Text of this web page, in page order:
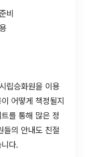
비
립승화원을 이용
어떻게 책정될지
를 통해 많은 정
들의 안내도 친절
다.